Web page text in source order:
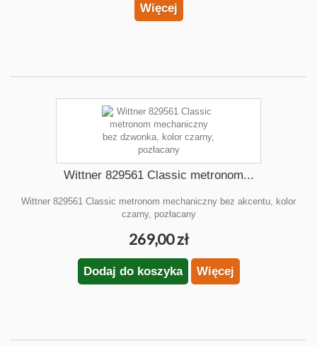
Więcej
Wittner 829561 Classic metronom...
Wittner 829561 Classic metronom mechaniczny bez akcentu, kolor
czarny, pozłacany
269,00 zł
Dodaj do koszyka Więcej